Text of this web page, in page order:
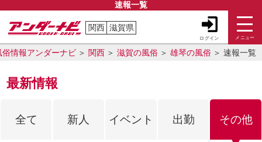
速報一覧
関西 滋賀県
ログイン メニュー
俗情報アンダーナビ 関西 滋賀の風俗 雄琴の風俗 速報一覧
最新情報
全て 新人 イベント 出勤 その他